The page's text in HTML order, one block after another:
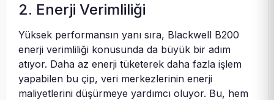
2. Enerji Verimliliği
Yüksek performansın yanı sıra, Blackwell B200
enerji verimliliği konusunda da büyük bir adım
atıyor. Daha az enerji tüketerek daha fazla işlem
yapabilen bu çip, veri merkezlerinin enerji
maliyetlerini düşürmeye yardımcı oluyor. Bu, hem